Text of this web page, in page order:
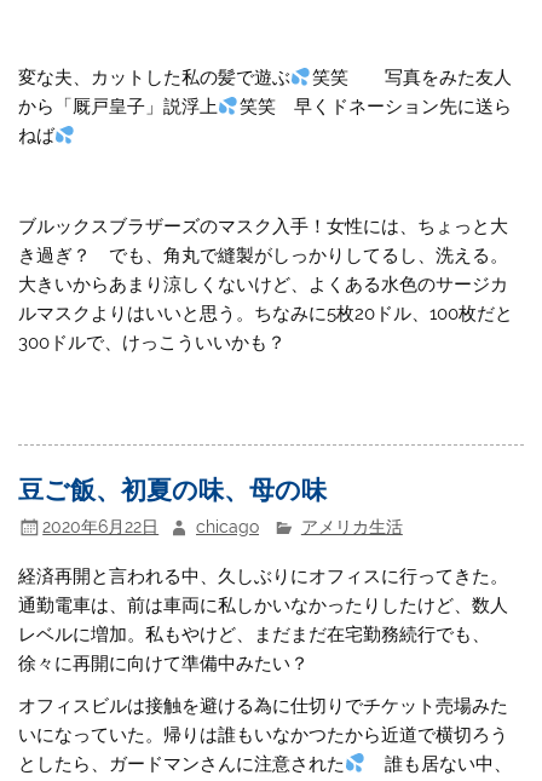
変な夫、カットした私の髪で遊ぶ
笑笑 写真をみた友人
から「厩戸皇子」説浮上
笑笑 早くドネーション先に送ら
ねば
ブルックスブラザーズのマスク入手！女性には、ちょっと大
き過ぎ？ でも、角丸で縫製がしっかりしてるし、洗える。
大きいからあまり涼しくないけど、よくある水色のサージカ
ルマスクよりはいいと思う。ちなみに5枚20ドル、100枚だと
300ドルで、けっこういいかも？
豆ご飯、初夏の味、母の味
2020年6月22日 chicago アメリカ生活
経済再開と言われる中、久しぶりにオフィスに行ってきた。
通勤電車は、前は車両に私しかいなかったりしたけど、数人
レベルに増加。私もやけど、まだまだ在宅勤務続行でも、
徐々に再開に向けて準備中みたい？
オフィスビルは接触を避ける為に仕切りでチケット売場みた
いになっていた。帰りは誰もいなかつたから近道で横切ろう
としたら、ガードマンさんに注意された
誰も居ない中、